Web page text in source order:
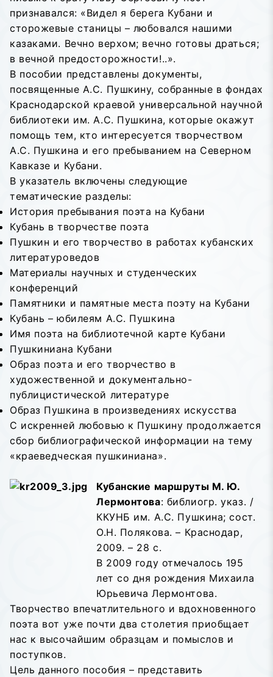
признавался: «Видел я берега Кубани и
сторожевые станицы – любовался нашими
казаками. Вечно верхом; вечно готовы драться;
в вечной предосторожности!..».
В пособии представлены документы,
посвященные А.С. Пушкину, собранные в фондах
Краснодарской краевой универсальной научной
библиотеки им. А.С. Пушкина, которые окажут
помощь тем, кто интересуется творчеством
А.С. Пушкина и его пребыванием на Северном
Кавказе и Кубани.
В указатель включены следующие
тематические разделы:
История пребывания поэта на Кубани
Кубань в творчестве поэта
Пушкин и его творчество в работах кубанских
литературоведов
Материалы научных и студенческих
конференций
Памятники и памятные места поэту на Кубани
Кубань – юбилеям А.С. Пушкина
Имя поэта на библиотечной карте Кубани
Пушкиниана Кубани
Образ поэта и его творчество в
художественной и документально-
публицистической литературе
Образ Пушкина в произведениях искусства
С искренней любовью к Пушкину продолжается
сбор библиографической информации на тему
«краеведческая пушкиниана».
Кубанские маршруты М. Ю.
Лермонтова: библиогр. указ. /
ККУНБ им. А.С. Пушкина; сост.
О.Н. Полякова. – Краснодар,
2009. – 28 с.
В 2009 году отмечалось 195
лет со дня рождения Михаила
Юрьевича Лермонтова.
Творчество впечатлительного и вдохновенного
поэта вот уже почти два столетия приобщает
нас к высочайшим образцам и помыслов и
поступков.
Цель данного пособия – представить